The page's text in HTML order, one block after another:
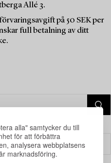
alla" samtycker du till
för att förbättra
analysera webbplatsens
marknadsföring.
Allé 3.
på 50 SEK per
full betalning av ditt